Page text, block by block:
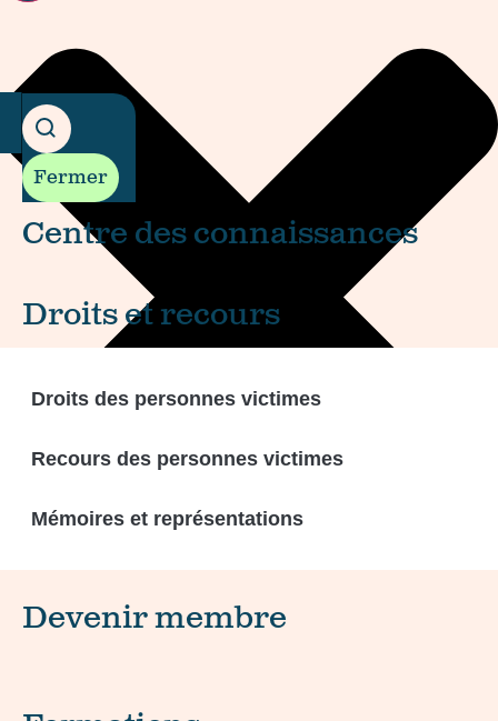
Fermer
Centre des connaissances
Droits et recours
Droits des personnes victimes
Recours des personnes victimes
Mémoires et représentations
Devenir membre